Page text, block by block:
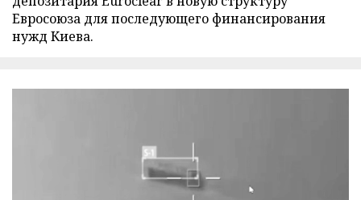
Евросоюза для последующего финансирования
нужд Киева.